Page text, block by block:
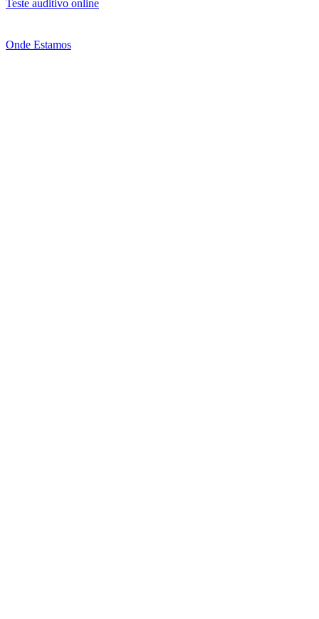
Teste auditivo online
Onde Estamos